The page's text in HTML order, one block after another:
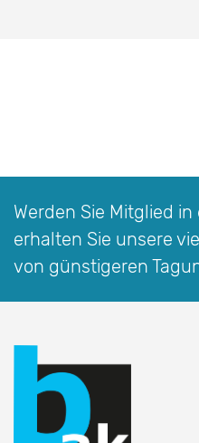
Werden Sie Mitglied
erhalten Sie unsere
von günstigeren